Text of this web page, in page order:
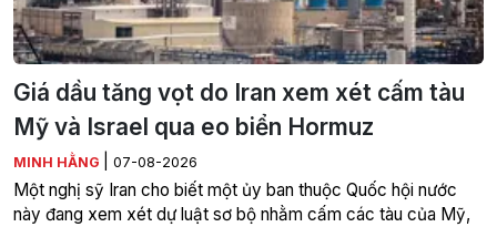
Giá dầu tăng vọt do Iran xem xét cấm tàu
Mỹ và Israel qua eo biển Hormuz
MINH HẰNG 07-08-2026
Một nghị sỹ Iran cho biết một ủy ban thuộc Quốc hội nước
này đang xem xét dự luật sơ bộ nhằm cấm các tàu của Mỹ,